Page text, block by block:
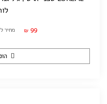
₪ 99 מחיר ל-100 מ"ל: